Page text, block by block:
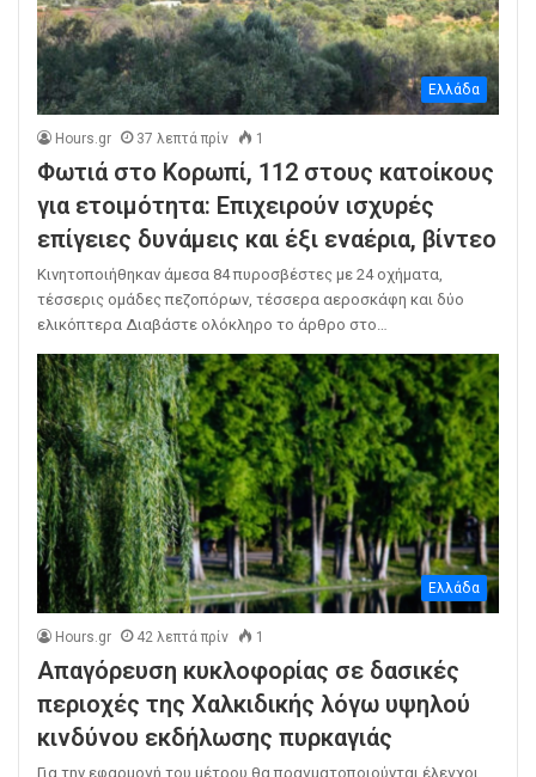
Ελλάδα
Hours.gr 37 λεπτά πρίν 1
Φωτιά στο Κορωπί, 112 στους κατοίκους
για ετοιμότητα: Επιχειρούν ισχυρές
επίγειες δυνάμεις και έξι εναέρια, βίντεο
Κινητοποιήθηκαν άμεσα 84 πυροσβέστες με 24 οχήματα,
τέσσερις ομάδες πεζοπόρων, τέσσερα αεροσκάφη και δύο
ελικόπτερα Διαβάστε ολόκληρο το άρθρο στο…
Ελλάδα
Hours.gr 42 λεπτά πρίν 1
Απαγόρευση κυκλοφορίας σε δασικές
περιοχές της Χαλκιδικής λόγω υψηλού
κινδύνου εκδήλωσης πυρκαγιάς
Για την εφαρμογή του μέτρου θα πραγματοποιούνται έλεγχοι